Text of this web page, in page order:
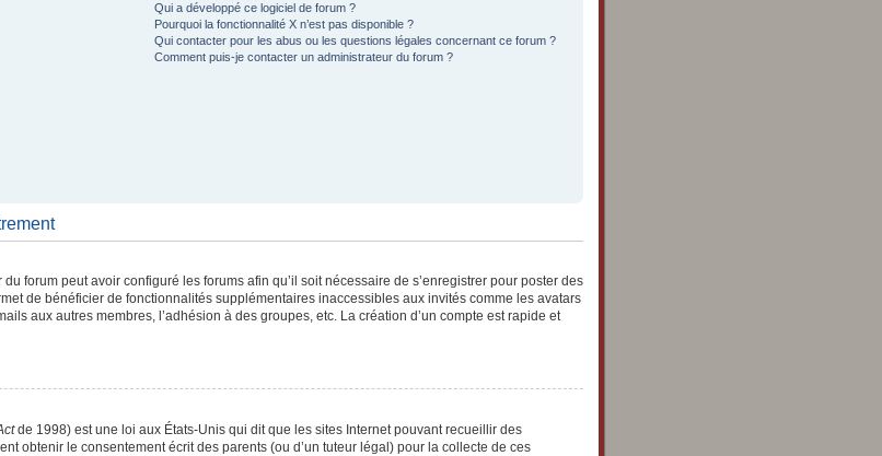
Qui a développé ce logiciel de forum ?
Pourquoi la fonctionnalité X n’est pas disponible ?
Qui contacter pour les abus ou les questions légales concernant ce forum ?
Comment puis-je contacter un administrateur du forum ?
forum peut avoir configuré les forums afin qu’il soit nécessaire de s’enregistrer pour poster des
de bénéficier de fonctionnalités supplémentaires inaccessibles aux invités comme les avatars
aux autres membres, l’adhésion à des groupes, etc. La création d’un compte est rapide et
de 1998) est une loi aux États-Unis qui dit que les sites Internet pouvant recueillir des
obtenir le consentement écrit des parents (ou d’un tuteur légal) pour la collecte de ces